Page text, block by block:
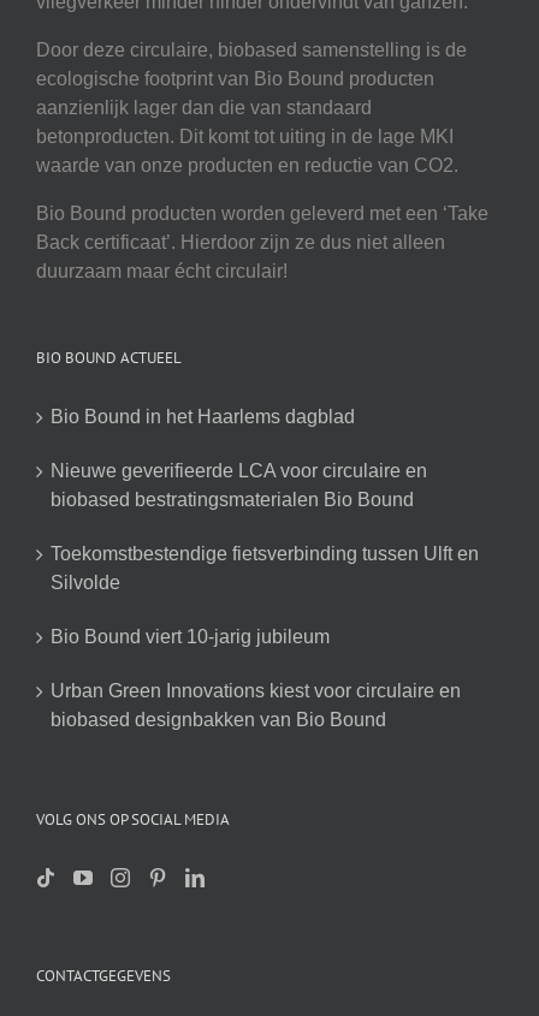
Door deze circulaire, biobased samenstelling is de
ecologische footprint van Bio Bound producten
aanzienlijk lager dan die van standaard
betonproducten. Dit komt tot uiting in de lage MKI
waarde van onze producten en reductie van CO2.
Bio Bound producten worden geleverd met een ‘Take
Back certificaat’. Hierdoor zijn ze dus niet alleen
duurzaam maar écht circulair!
BIO BOUND ACTUEEL
Bio Bound in het Haarlems dagblad
Nieuwe geverifieerde LCA voor circulaire en
biobased bestratingsmaterialen Bio Bound
Toekomstbestendige fietsverbinding tussen Ulft en
Silvolde
Bio Bound viert 10-jarig jubileum
Urban Green Innovations kiest voor circulaire en
biobased designbakken van Bio Bound
VOLG ONS OP SOCIAL MEDIA
CONTACTGEGEVENS